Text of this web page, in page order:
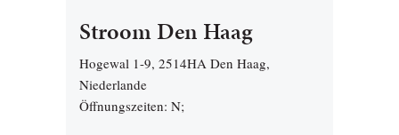
Stroom Den Haag
Hogewal 1-9, 2514HA Den Haag,
Niederlande
Öffnungszeiten: N;